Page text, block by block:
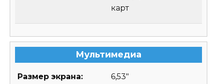
карт
Мультимедиа
Размер экрана: 6,53″